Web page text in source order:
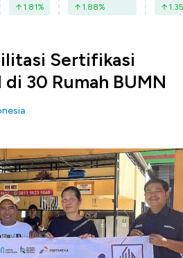
1.81% 1.88% 1.35
Sertifikasi
di 30 Rumah BUMN